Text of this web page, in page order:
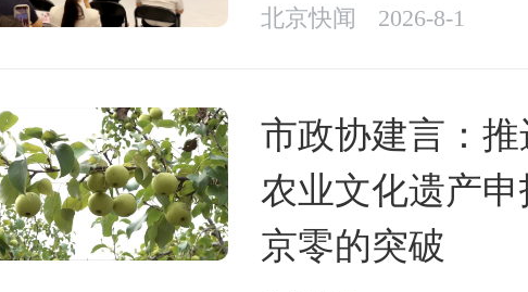
北京快闻 2026-8-1
市政协建言：
农业文化遗产
京零的突破